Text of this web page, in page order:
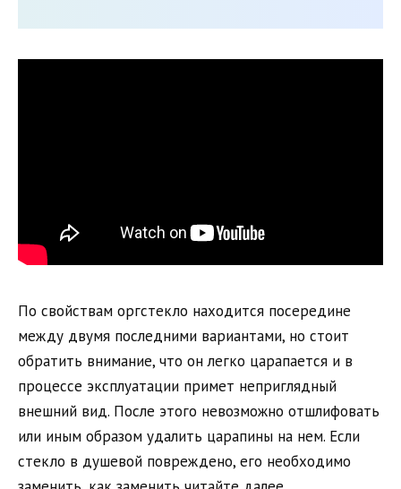
По свойствам оргстекло находится посередине
между двумя последними вариантами, но стоит
обратить внимание, что он легко царапается и в
процессе эксплуатации примет неприглядный
внешний вид. После этого невозможно отшлифовать
или иным образом удалить царапины на нем. Если
стекло в душевой повреждено, его необходимо